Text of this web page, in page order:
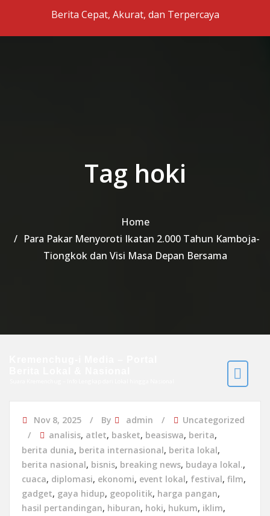
Skip to the contentBerita Cepat, Akurat, dan Terpercaya
Tag hoki
Home
Para Pakar Menyoroti Ikatan 2.000 Tahun Kamboja-
Tiongkok dan Visi Masa Depan Bersama
Nov 8, 2025 By admin
Uncategorized
analisis, atlet, basket, beasiswa, berita,
berita dunia, berita internasional, berita lokal,
berita nasional, bisnis, breaking news, budaya lokal.,
cuaca, diplomasi, ekonomi, event lokal, festival, film,
gadget, gaya hidup, geopolitik, harga pangan,
hasil pertandingan, hiburan, hoki, hukum, iklim,